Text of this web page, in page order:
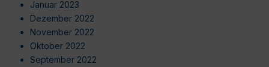
Januar 2023
Dezember 2022
November 2022
Oktober 2022
September 2022